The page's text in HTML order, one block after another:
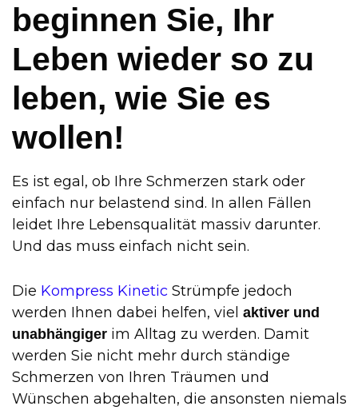
beginnen Sie, Ihr
Leben wieder so zu
leben, wie Sie es
wollen!
Es ist egal, ob Ihre Schmerzen stark oder
einfach nur belastend sind. In allen Fällen
leidet Ihre Lebensqualität massiv darunter.
Und das muss einfach nicht sein.
Die Kompress Kinetic Strümpfe jedoch
werden Ihnen dabei helfen, viel aktiver und
unabhängiger im Alltag zu werden. Damit
werden Sie nicht mehr durch ständige
Schmerzen von Ihren Träumen und
Wünschen abgehalten, die ansonsten niemals